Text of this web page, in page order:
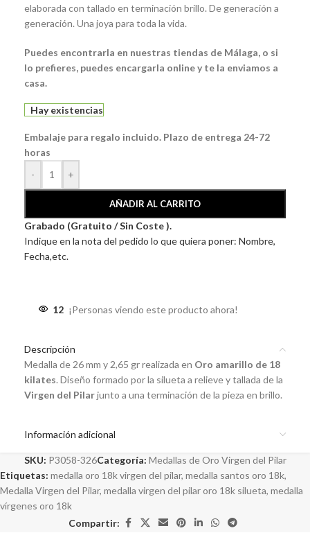
elaborada con tallado en terminación brillo. De generación a
generación. Una joya para toda la vida.
Puedes encontrarla en nuestras tiendas de Málaga, o si
lo prefieres, puedes encargarla online y te la enviamos a
casa.
Hay existencias
Embalaje para regalo incluido. Plazo de entrega 24-72
horas
-
+
AÑADIR AL CARRITO
Grabado (Gratuito / Sin Coste ).
Indique en la nota del pedido lo que quiera poner: Nombre,
Fecha,etc.
12 ¡Personas viendo este producto ahora!
Descripción
Medalla de 26 mm y 2,65 gr realizada en Oro amarillo de 18
kilates. Diseño formado por la silueta a relieve y tallada de la
Virgen del Pilarjunto a una terminación de la pieza en brillo.
Información adicional
SKU: P3058-326Categoría: Medallas de Oro Virgen del Pilar
Etiquetas: medalla oro 18k virgen del pilar, medalla santos oro 18k,
Medalla Virgen del Pilar, medalla virgen del pilar oro 18k silueta, medalla
vírgenes oro 18k
Compartir: